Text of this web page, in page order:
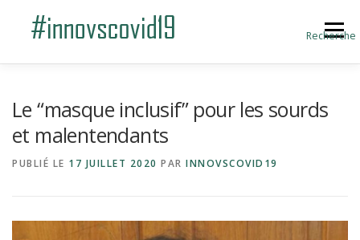
Recherche
Menu
Le “masque inclusif” pour les sourds
et malentendants
PUBLIÉ LE 17 JUILLET 2020 PAR INNOVSCOVID19